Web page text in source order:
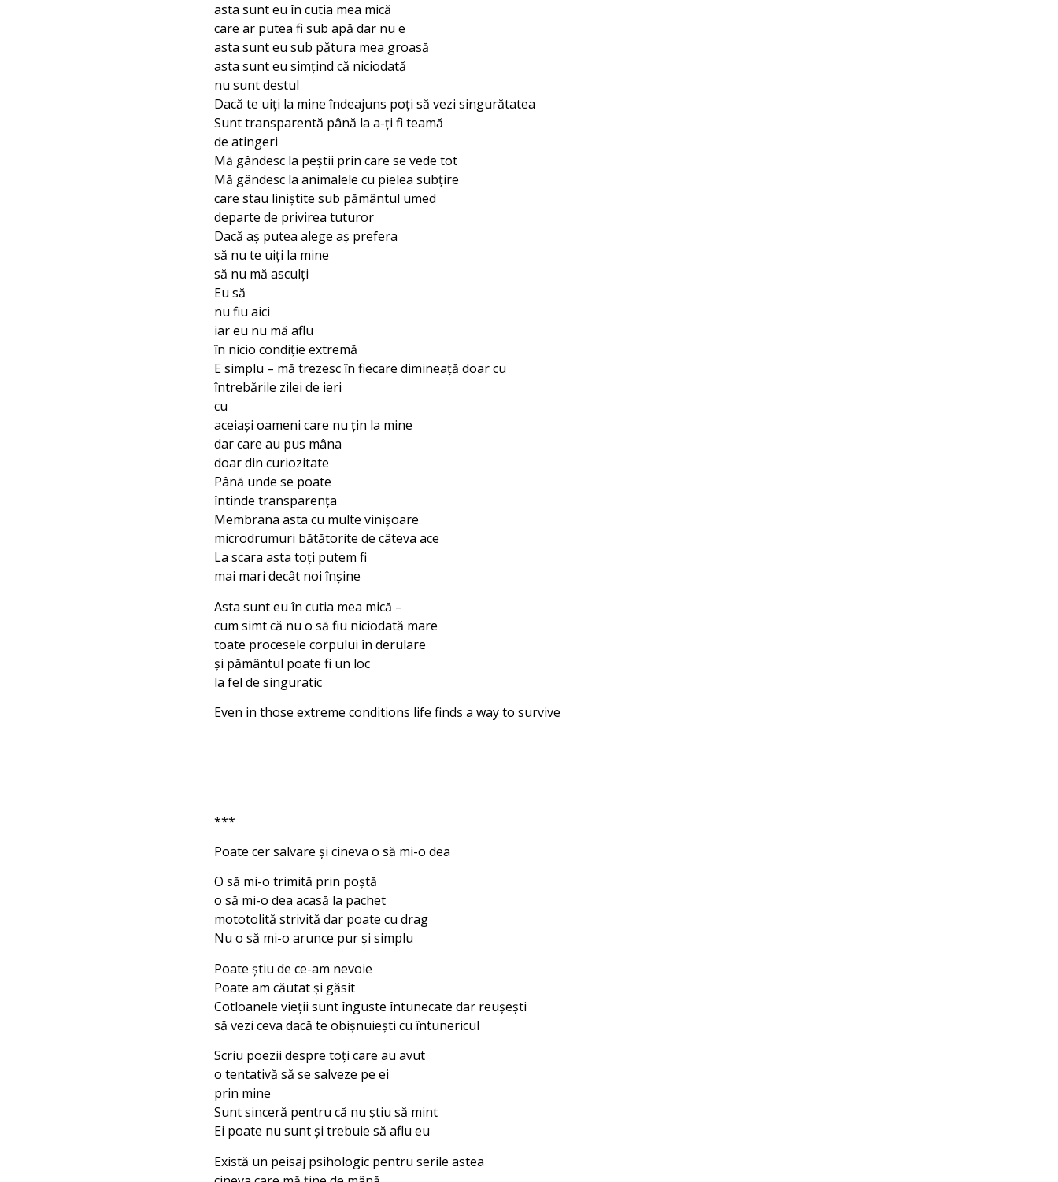
asta sunt eu în cutia mea mică
care ar putea fi sub apă dar nu e
asta sunt eu sub pătura mea groasă
asta sunt eu simţind că niciodată
nu sunt destul
Dacă te uiți la mine îndeajuns poţi să vezi singurătatea
Sunt transparentă până la a-ți fi teamă
de atingeri
Mă gândesc la peştii prin care se vede tot
Mă gândesc la animalele cu pielea subțire
care stau liniştite sub pământul umed
departe de privirea tuturor
Dacă aş putea alege aş prefera
să nu te uiţi la mine
să nu mă asculți
Eu să
nu fiu aici
iar eu nu mă aflu
în nicio condiție extremă
E simplu – mă trezesc în fiecare dimineață doar cu
întrebările zilei de ieri
cu
aceiaşi oameni care nu țin la mine
dar care au pus mâna
doar din curiozitate
Până unde se poate
întinde transparența
Membrana asta cu multe vinişoare
microdrumuri bătătorite de câteva ace
La scara asta toţi putem fi
mai mari decât noi înşine
Asta sunt eu în cutia mea mică –
cum simt că nu o să fiu niciodată mare
toate procesele corpului în derulare
şi pământul poate fi un loc
la fel de singuratic
Even in those extreme conditions life finds a way to survive
***
Poate cer salvare şi cineva o să mi-o dea
O să mi-o trimită prin poştă
o să mi-o dea acasă la pachet
mototolită strivită dar poate cu drag
Nu o să mi-o arunce pur şi simplu
Poate ştiu de ce-am nevoie
Poate am căutat şi găsit
Cotloanele vieţii sunt înguste întunecate dar reuşeşti
să vezi ceva dacă te obişnuieşti cu întunericul
Scriu poezii despre toţi care au avut
o tentativă să se salveze pe ei
prin mine
Sunt sinceră pentru că nu ştiu să mint
Ei poate nu sunt şi trebuie să aflu eu
Există un peisaj psihologic pentru serile astea